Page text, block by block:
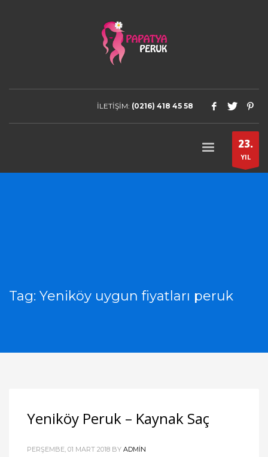
İLETİŞİM: (0216) 418 45 58
23.
YIL
Tag: Yeniköy uygun fiyatları peruk
Yeniköy Peruk – Kaynak Saç
PERŞEMBE, 01 MART 2018 BY ADMIN